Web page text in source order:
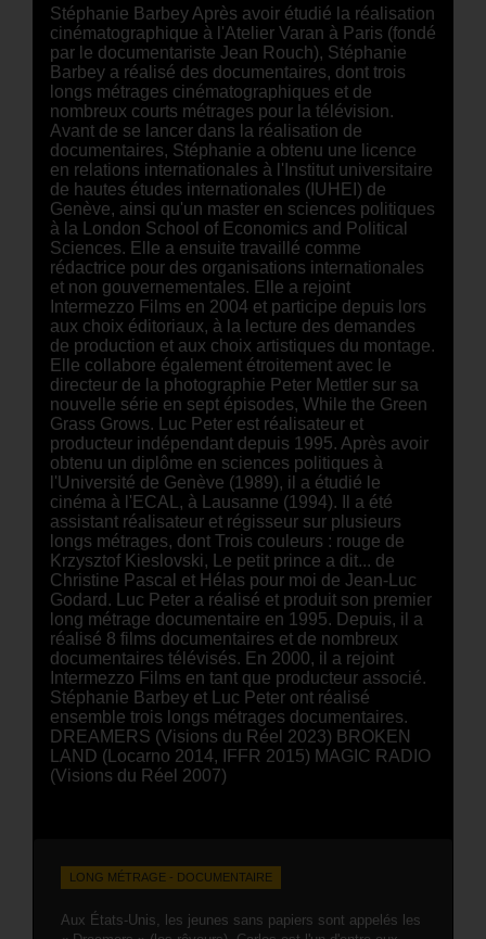
Stéphanie Barbey Après avoir étudié la réalisation
cinématographique à l'Atelier Varan à Paris (fondé
par le documentariste Jean Rouch), Stéphanie
Barbey a réalisé des documentaires, dont trois
longs métrages cinématographiques et de
nombreux courts métrages pour la télévision.
Avant de se lancer dans la réalisation de
documentaires, Stéphanie a obtenu une licence
en relations internationales à l'Institut universitaire
de hautes études internationales (IUHEI) de
Genève, ainsi qu'un master en sciences politiques
à la London School of Economics and Political
Sciences. Elle a ensuite travaillé comme
rédactrice pour des organisations internationales
et non gouvernementales. Elle a rejoint
Intermezzo Films en 2004 et participe depuis lors
aux choix éditoriaux, à la lecture des demandes
de production et aux choix artistiques du montage.
Elle collabore également étroitement avec le
directeur de la photographie Peter Mettler sur sa
nouvelle série en sept épisodes, While the Green
Grass Grows. Luc Peter est réalisateur et
producteur indépendant depuis 1995. Après avoir
obtenu un diplôme en sciences politiques à
l'Université de Genève (1989), il a étudié le
cinéma à l'ECAL, à Lausanne (1994). Il a été
assistant réalisateur et régisseur sur plusieurs
longs métrages, dont Trois couleurs : rouge de
Krzysztof Kieslovski, Le petit prince a dit... de
Christine Pascal et Hélas pour moi de Jean-Luc
Godard. Luc Peter a réalisé et produit son premier
long métrage documentaire en 1995. Depuis, il a
réalisé 8 films documentaires et de nombreux
documentaires télévisés. En 2000, il a rejoint
Intermezzo Films en tant que producteur associé.
Stéphanie Barbey et Luc Peter ont réalisé
ensemble trois longs métrages documentaires.
DREAMERS (Visions du Réel 2023) BROKEN
LAND (Locarno 2014, IFFR 2015) MAGIC RADIO
(Visions du Réel 2007)
LONG MÉTRAGE - DOCUMENTAIRE
Aux États-Unis, les jeunes sans papiers sont appelés les